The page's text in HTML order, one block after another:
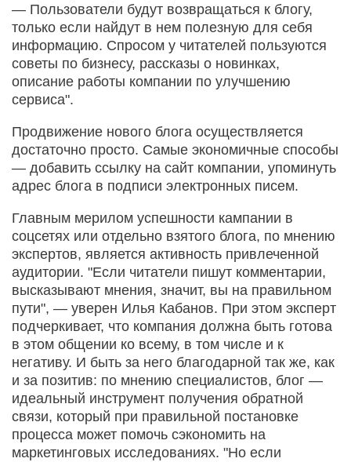
— Пользователи будут возвращаться к блогу,
только если найдут в нем полезную для себя
информацию. Спросом у читателей пользуются
советы по бизнесу, рассказы о новинках,
описание работы компании по улучшению
сервиса".
Продвижение нового блога осуществляется
достаточно просто. Самые экономичные способы
— добавить ссылку на сайт компании, упоминуть
адрес блога в подписи электронных писем.
Главным мерилом успешности кампании в
соцсетях или отдельно взятого блога, по мнению
экспертов, является активность привлеченной
аудитории. "Если читатели пишут комментарии,
высказывают мнения, значит, вы на правильном
пути", — уверен Илья Кабанов. При этом эксперт
подчеркивает, что компания должна быть готова
в этом общении ко всему, в том числе и к
негативу. И быть за него благодарной так же, как
и за позитив: по мнению специалистов, блог —
идеальный инструмент получения обратной
связи, который при правильной постановке
процесса может помочь сэкономить на
маркетинговых исследованиях. "Но если